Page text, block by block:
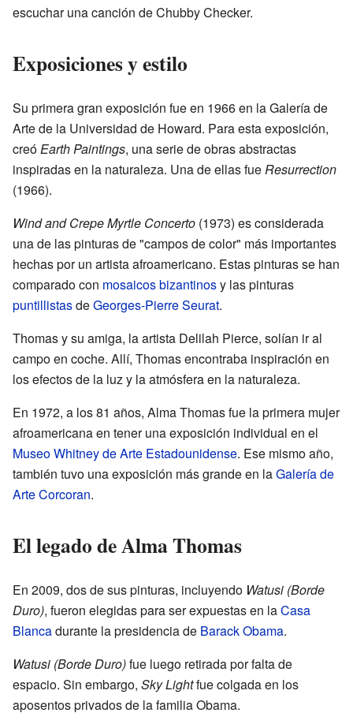
escuchar una canción de Chubby Checker.
Exposiciones y estilo
Su primera gran exposición fue en 1966 en la Galería de
Arte de la Universidad de Howard. Para esta exposición,
creóEarth Paintings, una serie de obras abstractas
inspiradas en la naturaleza. Una de ellas fueResurrection
(1966).
Wind and Crepe Myrtle Concerto (1973) es considerada
una de las pinturas de "campos de color" más importantes
hechas por un artista afroamericano. Estas pinturas se han
comparado con mosaicosbizantinosy las pinturas
puntillistasdeGeorges-Pierre Seurat.
Thomas y su amiga, la artista Delilah Pierce, solían ir al
campo en coche. Allí, Thomas encontraba inspiración en
los efectos de la luz y la atmósfera en la naturaleza.
En 1972, a los 81 años, Alma Thomas fue la primera mujer
afroamericana en tener una exposición individual en el
Museo Whitney de Arte Estadounidense. Ese mismo año,
también tuvo una exposición más grande en laGalería de
Arte Corcoran.
El legado de Alma Thomas
En 2009, dos de sus pinturas, incluyendo Watusi (Borde
Duro), fueron elegidas para ser expuestas en laCasa
Blancadurante la presidencia de Barack Obama.
Watusi (Borde Duro)fue luego retirada por falta de
espacio. Sin embargo, Sky Lightfue colgada en los
aposentos privados de la familia Obama.